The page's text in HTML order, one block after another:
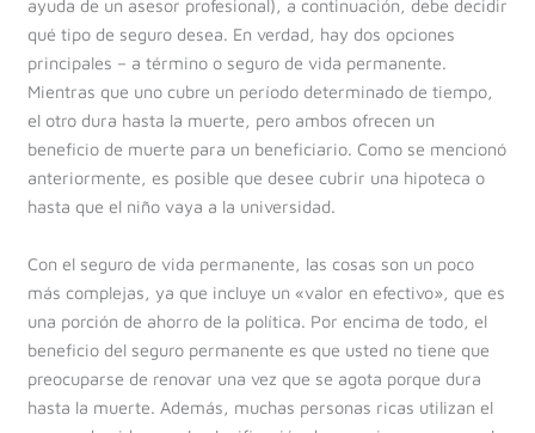
ayuda de un asesor profesional), a continuación, debe decidir
qué tipo de seguro desea. En verdad, hay dos opciones
principales – a término o seguro de vida permanente.
Mientras que uno cubre un período determinado de tiempo,
el otro dura hasta la muerte, pero ambos ofrecen un
beneficio de muerte para un beneficiario. Como se mencionó
anteriormente, es posible que desee cubrir una hipoteca o
hasta que el niño vaya a la universidad.
Con el seguro de vida permanente, las cosas son un poco
más complejas, ya que incluye un «valor en efectivo», que es
una porción de ahorro de la política. Por encima de todo, el
beneficio del seguro permanente es que usted no tiene que
preocuparse de renovar una vez que se agota porque dura
hasta la muerte. Además, muchas personas ricas utilizan el